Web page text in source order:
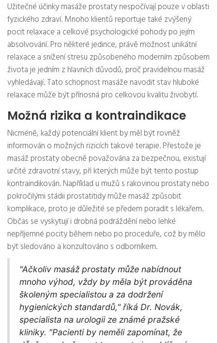
Užitečné účinky masáže prostaty nespočívají pouze v oblasti
fyzického zdraví. Mnoho klientů reportuje také zvýšený
pocit relaxace a celkové psychologické pohody po jejím
absolvování. Pro některé jedince, právě možnost unikátní
relaxace a snížení stresu způsobeného moderním způsobem
života je jedním z hlavních důvodů, proč pravidelnou masáž
vyhledávají. Tato schopnost masáže navodit stav hluboké
relaxace může být přínosná pro celkovou kvalitu živobytí.
Možná rizika a kontraindikace
Nicméně, každý potenciální klient by měl být rovněž
informován o možných rizicích takové terapie. Přestože je
masáž prostaty obecně považována za bezpečnou, existují
určité zdravotní stavy, při kterých může být tento postup
kontraindikován. Například u mužů s rakovinou prostaty nebo
pokročilými stádii prostatitidy může masáž způsobit
komplikace, proto je důležité se předem poradit s lékařem.
Občas se vyskytují i drobná podráždění nebo lehké
nepříjemné pocity během nebo po proceduře, což by mělo
být sledováno a konzultováno s odborníkem.
"Ačkoliv masáž prostaty může nabídnout
mnoho výhod, vždy by měla být prováděna
školeným specialistou a za dodržení
hygienických standardů," říká Dr. Novák,
specialista na urologii ze známé pražské
kliniky. "Pacienti by neměli zapomínat, že